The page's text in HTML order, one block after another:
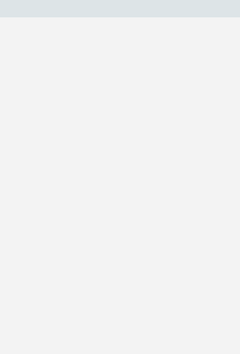
Solarstrommenge mehr als
Solarstroms werden
Fraunhofer ISE hat für
entwickelt.
Sinne des Wortes kommt in
es nicht nur darum, die fossile
ersetzen, sondern auch